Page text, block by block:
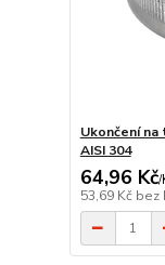
Ukončení na
AISI 304
64,96 Kč/
53,69 Kč bez